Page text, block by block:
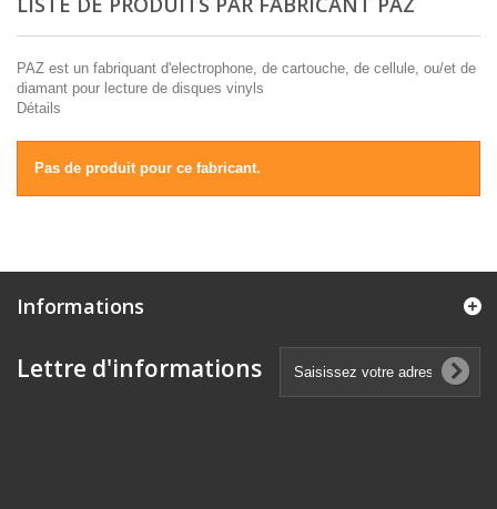
PAZ est un fabriquant d'electrophone, de cartouche, de cellule, ou/et de
diamant pour lecture de disques vinyls
Détails
Pas de produit pour ce fabricant.
Informations
Lettre d'informations